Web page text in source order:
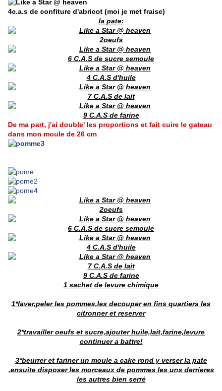
4c.a.s de confiture d'abricot (moi je met fraise)
la pate:
2oeufs
6 C.A.S de sucre semoule
4 C.A.S d'huile
7 C.A.S de lait
9 C.A.S de farine
De ma part, j'ai double' les proportions et fait cuire le gateau
dans mon moule de 26 cm
2oeufs
6 C.A.S de sucre semoule
4 C.A.S d'huile
7 C.A.S de lait
9 C.A.S de farine
1 sachet de levure chimique
1*laver,peler les pommes,les decouper en fins quartiers les
citronner et reserver
2*travailler oeufs et sucre,ajouter huile,lait,farine,levure
continuer a battre!
3*beurrer et fariner un moule a cake rond y verser la pate
,ensuite disposer les morceaux de pommes les uns derrieres
les autres bien serré